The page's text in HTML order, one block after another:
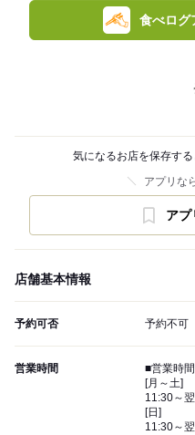
食べログ
気になるお店を保存する
アプリな
アプ
店舗基本情報
予約可否 予約不可
営業時間
■営業時間
[月～土]
11:30～
[日]
11:30～